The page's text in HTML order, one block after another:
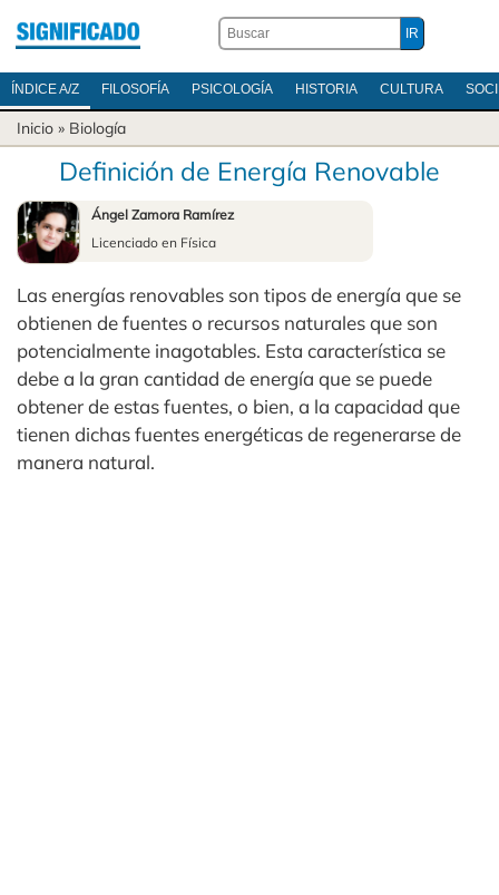
ÍNDICE A/Z FILOSOFÍA PSICOLOGÍA HISTORIA CULTURA
Inicio » Biología
Definición de Energía Renovable
Ángel Zamora Ramírez
Licenciado en Física
Las energías renovables son tipos de energía que se
obtienen de fuentes o recursos naturales que son
potencialmente inagotables. Esta característica se
debe a la gran cantidad de energía que se puede
obtener de estas fuentes, o bien, a la capacidad que
tienen dichas fuentes energéticas de regenerarse de
manera natural.